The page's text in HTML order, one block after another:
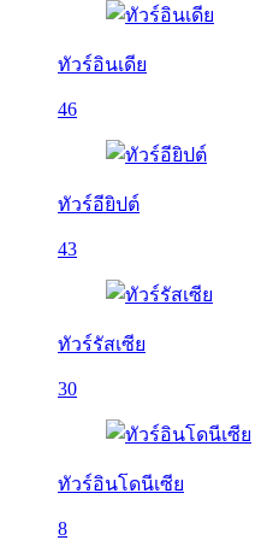
ทัวร์อินเดีย
46
ทัวร์อียิปต์
43
ทัวร์รัสเซีย
30
ทัวร์อินโดนีเซีย
8